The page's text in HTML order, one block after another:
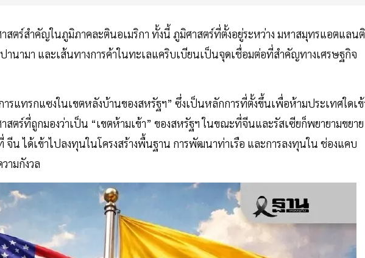
สตร์สำคัญในภูมิภาคละตินอเมริกา ทั้งนี้ ภูมิศาสตร์ที่ตั้งอยู่ระหว่าง มหาสมุทรแอตแลน
นามา และเส้นทางการค้าในทะเลแคริบเบียนเป็นจุดเชื่อมต่อที่สำคัญทางเศรษฐกิจ
รแทรกแซงในเขตหลังบ้านของสหรัฐฯ” ซึ่งเป็นหลักการที่ตั้งขึ้นเพื่อห้ามประเทศใดเ
ตร์ที่ถูกมองว่าเป็น “เขตห้ามเข้า” ของสหรัฐฯ ในขณะที่จีนและรัสเซียก็พยายามขยาย
น ได้เข้าไปลงทุนในโครงสร้างพื้นฐาน การพัฒนาท่าเรือ และการลงทุนใน ช่องแคบ
ามกังวล